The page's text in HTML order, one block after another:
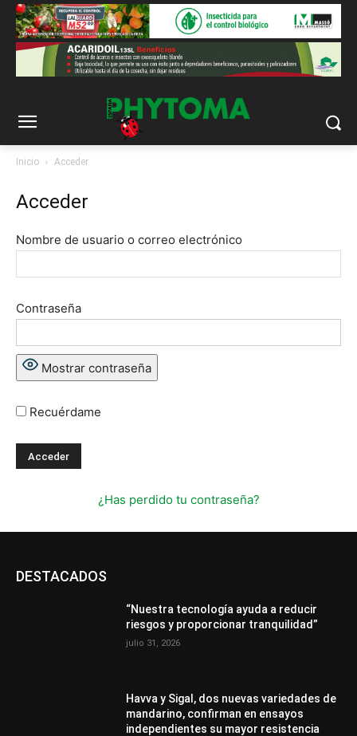
Inicio Acceder
Acceder
Nombre de usuario o correo electrónico
Contraseña
Mostrar contraseña
Recuérdame
¿Has perdido tu contraseña?
DESTACADOS
“Nuestra tecnología ayuda a reducir
riesgos y proporcionar tranquilidad”
julio 31, 2026
Havva y Sigal, dos nuevas variedades de
mandarino, confirman en ensayos
independientes su mayor resistencia